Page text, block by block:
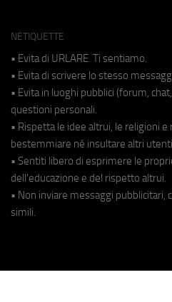
NETIQUETTE
• Evita di URLARE. Ti sentiamo.
• Evita di scrivere lo stesso
• Evita in luoghi pubblici (forum,
questioni personali.
• Rispetta le idee altrui, le religioni e
bestemmiare né insultare altri
• Sentiti libero di esprimere le
dell'educazione e del rispetto altrui.
• Non inviare messaggi pubblicitari,
simili.